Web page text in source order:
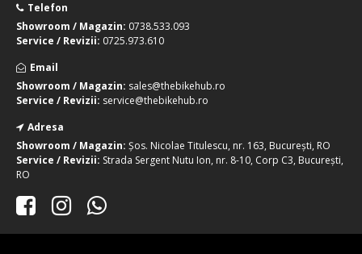
Telefon
Showroom / Magazin: 0738.533.093
Service / Revizii: 0725.973.610
Email
Showroom / Magazin: sales@thebikehub.ro
Service / Revizii: service@thebikehub.ro
Adresa
Showroom / Magazin: Șos. Nicolae Titulescu, nr. 163, București, RO
Service / Revizii: Strada Sergent Nutu Ion, nr. 8-10, Corp C3, București,
RO